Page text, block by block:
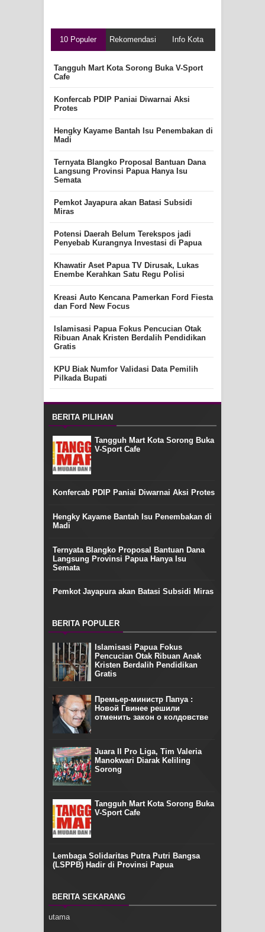
10 Populer Rekomendasi Info Kota
Tangguh Mart Kota Sorong Buka V-Sport
Cafe
Konfercab PDIP Paniai Diwarnai Aksi
Protes
Hengky Kayame Bantah Isu Penembakan di
Madi
Ternyata Blangko Proposal Bantuan Dana
Langsung Provinsi Papua Hanya Isu
Semata
Pemkot Jayapura akan Batasi Subsidi
Miras
Potensi Daerah Belum Terekspos jadi
Penyebab Kurangnya Investasi di Papua
Khawatir Aset Papua TV Dirusak, Lukas
Enembe Kerahkan Satu Regu Polisi
Kreasi Auto Kencana Pamerkan Ford Fiesta
dan Ford New Focus
Islamisasi Papua Fokus Pencucian Otak
Ribuan Anak Kristen Berdalih Pendidikan
Gratis
KPU Biak Numfor Validasi Data Pemilih
Pilkada Bupati
BERITA PILIHAN
Tangguh Mart Kota Sorong Buka
V-Sport Cafe
Konfercab PDIP Paniai Diwarnai Aksi Protes
Hengky Kayame Bantah Isu Penembakan di
Madi
Ternyata Blangko Proposal Bantuan Dana
Langsung Provinsi Papua Hanya Isu
Semata
Pemkot Jayapura akan Batasi Subsidi Miras
BERITA POPULER
Islamisasi Papua Fokus
Pencucian Otak Ribuan Anak
Kristen Berdalih Pendidikan
Gratis
Премьер-министр Папуа :
Новой Гвинее решили
отменить закон о колдовстве
Juara II Pro Liga, Tim Valeria
Manokwari Diarak Keliling
Sorong
Tangguh Mart Kota Sorong Buka
V-Sport Cafe
Lembaga Solidaritas Putra Putri Bangsa
(LSPPB) Hadir di Provinsi Papua
BERITA SEKARANG
utama